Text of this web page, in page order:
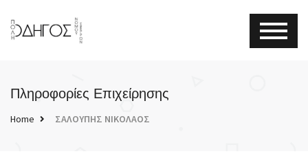
Πληροφορίες Επιχείρησης
Home ΣΑΛΟΥΠΗΣ ΝΙΚΟΛΑΟΣ